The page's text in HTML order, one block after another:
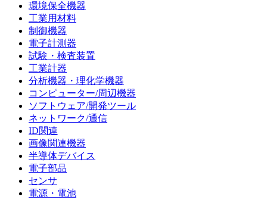
環境保全機器
工業用材料
制御機器
電子計測器
試験・検査装置
工業計器
分析機器・理化学機器
コンピューター/周辺機器
ソフトウェア/開発ツール
ネットワーク/通信
ID関連
画像関連機器
半導体デバイス
電子部品
センサ
電源・電池